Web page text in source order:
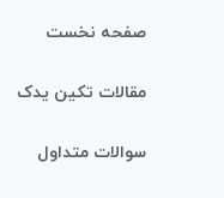
صفحه نخست
مقالات تکین یدک
سوالات متداول